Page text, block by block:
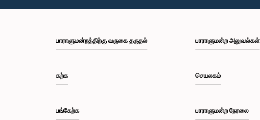
பாராளுமன்றத்திற்கு வருகை தருதல்
கற்க
பங்கேற்க
பாராளுமன்ற அலுவல்கள்
செயலகம்
பாராளுமன்ற நேரலை